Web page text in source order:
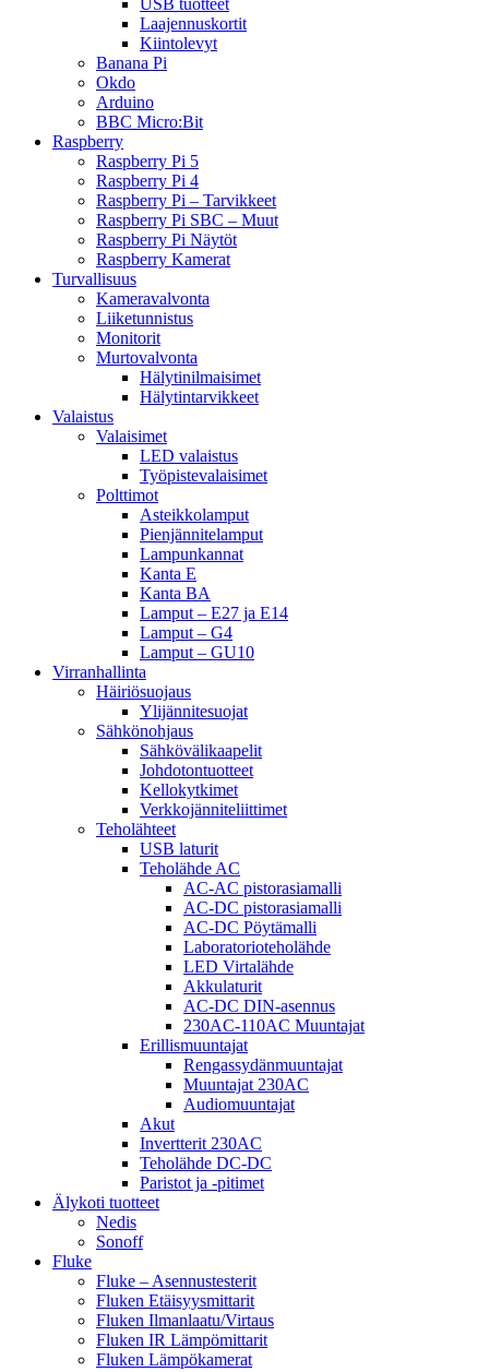
Laajennuskortit
Kiintolevyt
Banana Pi
Okdo
Arduino
BBC Micro:Bit
Raspberry
Raspberry Pi 5
Raspberry Pi 4
Raspberry Pi – Tarvikkeet
Raspberry Pi SBC – Muut
Raspberry Pi Näytöt
Raspberry Kamerat
Turvallisuus
Kameravalvonta
Liiketunnistus
Monitorit
Murtovalvonta
Hälytinilmaisimet
Hälytintarvikkeet
Valaistus
Valaisimet
LED valaistus
Työpistevalaisimet
Polttimot
Asteikkolamput
Pienjännitelamput
Lampunkannat
Kanta E
Kanta BA
Lamput – E27 ja E14
Lamput – G4
Lamput – GU10
Virranhallinta
Häiriösuojaus
Ylijännitesuojat
Sähkönohjaus
Sähkövälikaapelit
Johdotontuotteet
Kellokytkimet
Verkkojänniteliittimet
Teholähteet
USB laturit
Teholähde AC
AC-AC pistorasiamalli
AC-DC pistorasiamalli
AC-DC Pöytämalli
Laboratorioteholähde
LED Virtalähde
Akkulaturit
AC-DC DIN-asennus
230AC-110AC Muuntajat
Erillismuuntajat
Rengassydänmuuntajat
Muuntajat 230AC
Audiomuuntajat
Akut
Invertterit 230AC
Teholähde DC-DC
Paristot ja -pitimet
Älykoti tuotteet
Nedis
Sonoff
Fluke
Fluke – Asennustesterit
Fluken Etäisyysmittarit
Fluken Ilmanlaatu/Virtaus
Fluken IR Lämpömittarit
Fluken Lämpökamerat